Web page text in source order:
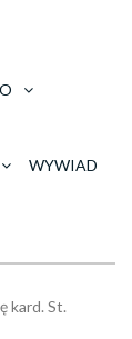
WYWIAD
kard. St.